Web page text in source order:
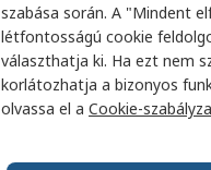
szabása során. A "Mindent
létfontosságú cookie
választhatja ki. Ha ezt nem
korlátozhatja a bizonyos
olvassa el a Cookie-